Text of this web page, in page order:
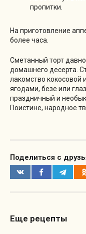
пропитки.
На приготовление
более часа.
Сметанный торт
домашнего десерта.
лакомство кокосовой
ягодами, безе или
праздничный и
Поистине, народное
Поделиться с
Еще рецепты